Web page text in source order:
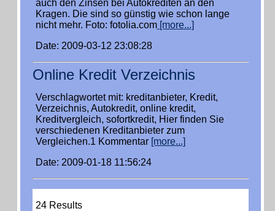
auch den Zinsen bei Autokrediten an den
Kragen. Die sind so günstig wie schon lange
nicht mehr. Foto: fotolia.com [more...]
Date: 2009-03-12 23:08:28
Online Kredit Verzeichnis
Verschlagwortet mit: kreditanbieter, Kredit,
Verzeichnis, Autokredit, online kredit,
Kreditvergleich, sofortkredit, Hier finden Sie
verschiedenen Kreditanbieter zum
Vergleichen.1 Kommentar [more...]
Date: 2009-01-18 11:56:24
24 Results